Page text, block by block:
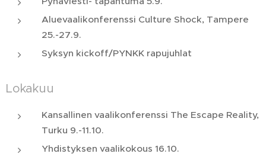
Aluevaalikonferenssi Culture Shock, Tampere
25.-27.9.
Syksyn kickoff/PYNKK rapujuhlat
Lokakuu
Kansallinen vaalikonferenssi The Escape Reality,
Turku 9.-11.10.
Yhdistyksen vaalikokous 16.10.